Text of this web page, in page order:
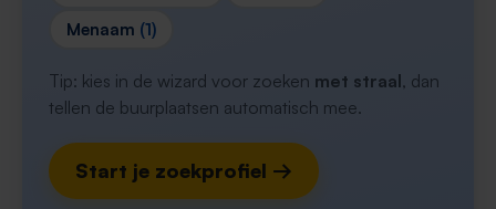
Menaam (1)
Tip: kies in de wizard voor zoeken met straal, dan
tellen de buurplaatsen automatisch mee.
Start je zoekprofiel →